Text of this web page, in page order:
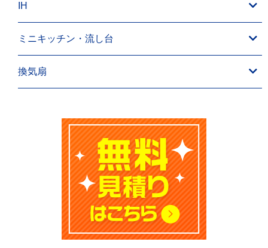
IH
ミニキッチン・流し台
換気扇